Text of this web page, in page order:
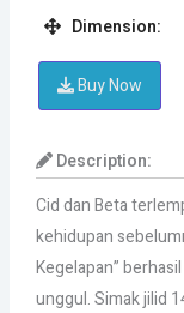
Dimension:
Buy Now
Description:
Cid dan Beta
kehidupan
Kegelapan”
unggul. Simak jilid